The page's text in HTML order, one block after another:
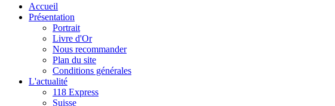
Accueil
Présentation
Portrait
Livre d'Or
Nous recommander
Plan du site
Conditions générales
L'actualité
118 Express
Suisse